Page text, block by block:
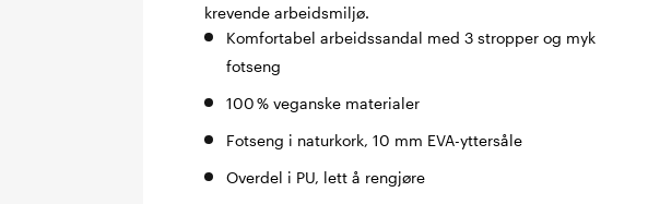
krevende arbeidsmiljø.
Komfortabel arbeidssandal med 3 stropper og myk
fotseng
100 % veganske materialer
Fotseng i naturkork, 10 mm EVA-yttersåle
Overdel i PU, lett å rengjøre